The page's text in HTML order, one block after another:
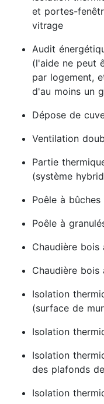
et portes-
vitrage
Audit
(l'aide ne peut
par logement,
d'au moins un
Dépose de
Ventilation
Partie
(système
Poêle à
Poêle à
Chaudière bois
Chaudière
Isolation
(surface de
Isolation
Isolation
des plafonds
Isolation